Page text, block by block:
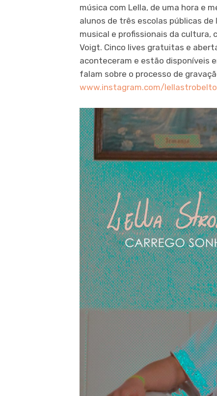
música com Lella, de uma hora e
alunos de três escolas públicas de
musical e profissionais da cultura,
Voigt. Cinco lives gratuitas e
aconteceram e estão disponíveis
falam sobre o processo de
www.instagram.com/